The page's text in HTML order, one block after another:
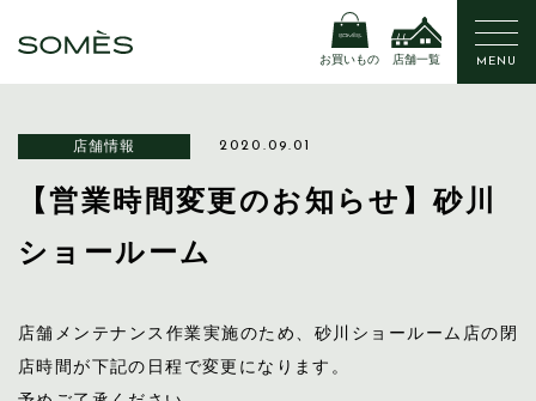
お買いもの 店舗一覧 MENU
店舗情報 2020.09.01
【営業時間変更のお知らせ】砂川
ショールーム
店舗メンテナンス作業実施のため、砂川ショールーム店の閉
店時間が下記の日程で変更になります。